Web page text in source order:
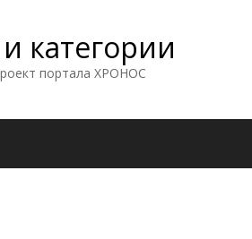
категории
портала ХРОНОС